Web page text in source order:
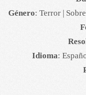
Género: Terror |
Idioma: